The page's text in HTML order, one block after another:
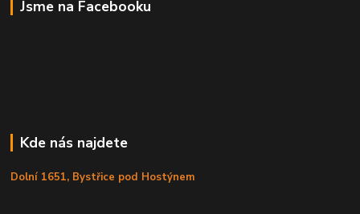
Jsme na Facebooku
Kde nás najdete
Dolní 1651, Bystřice pod Hostýnem